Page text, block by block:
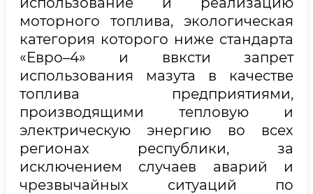
моторного топлива, экологическая
категория которого ниже стандарта
«Евро–4» и ввксти запрет
использования мазута в качестве
топлива предприятиями,
производящими тепловую и
электрическую энергию во всех
регионах республики, за
исключением случаев аварий и
чрезвычайных ситуаций по